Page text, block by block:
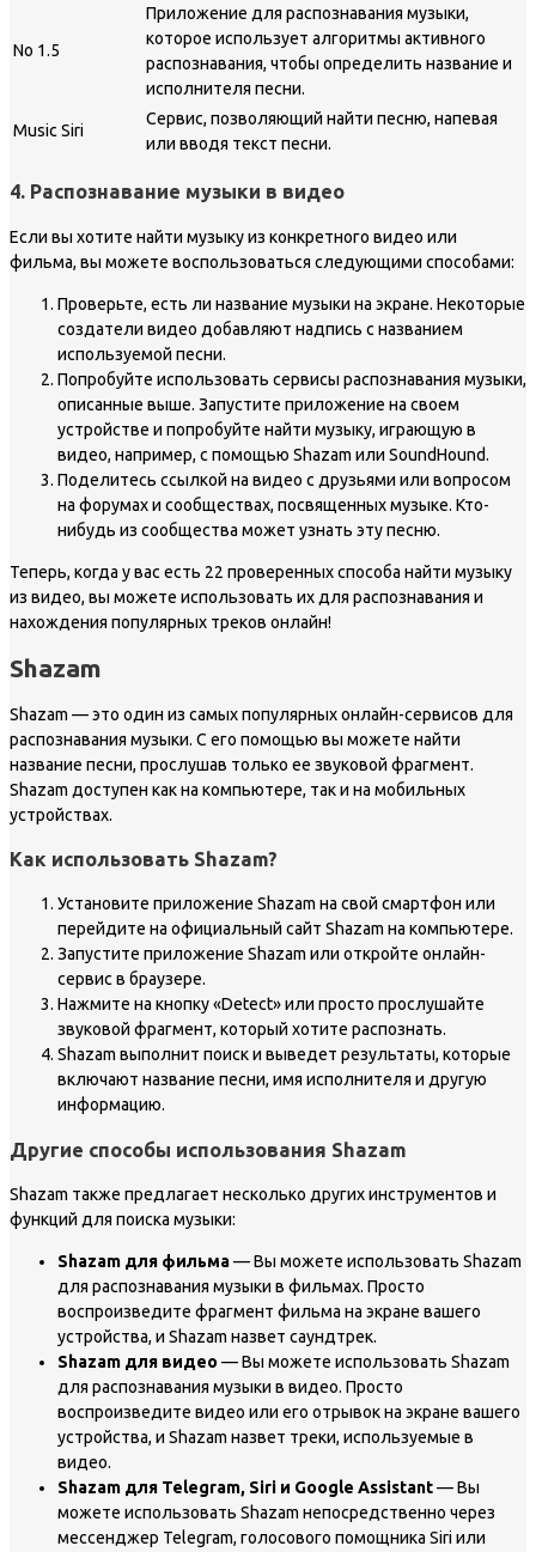
No 1.5
Приложение для распознавания музыки,
которое использует алгоритмы активного
распознавания, чтобы определить название и
исполнителя песни.
Music Siri
Сервис, позволяющий найти песню, напевая
или вводя текст песни.
4. Распознавание музыки в видео
Если вы хотите найти музыку из конкретного видео или
фильма, вы можете воспользоваться следующими способами:
Проверьте, есть ли название музыки на экране. Некоторые
создатели видео добавляют надпись с названием
используемой песни.
Попробуйте использовать сервисы распознавания музыки,
описанные выше. Запустите приложение на своем
устройстве и попробуйте найти музыку, играющую в
видео, например, с помощью Shazam или SoundHound.
Поделитесь ссылкой на видео с друзьями или вопросом
на форумах и сообществах, посвященных музыке. Кто-
нибудь из сообщества может узнать эту песню.
Теперь, когда у вас есть 22 проверенных способа найти музыку
из видео, вы можете использовать их для распознавания и
нахождения популярных треков онлайн!
Shazam
Shazam — это один из самых популярных онлайн-сервисов для
распознавания музыки. С его помощью вы можете найти
название песни, прослушав только ее звуковой фрагмент.
Shazam доступен как на компьютере, так и на мобильных
устройствах.
Как использовать Shazam?
Установите приложение Shazam на свой смартфон или
перейдите на официальный сайт Shazam на компьютере.
Запустите приложение Shazam или откройте онлайн-
сервис в браузере.
Нажмите на кнопку «Detect» или просто прослушайте
звуковой фрагмент, который хотите распознать.
Shazam выполнит поиск и выведет результаты, которые
включают название песни, имя исполнителя и другую
информацию.
Другие способы использования Shazam
Shazam также предлагает несколько других инструментов и
функций для поиска музыки:
Shazam для фильма— Вы можете использовать Shazam
для распознавания музыки в фильмах. Просто
воспроизведите фрагмент фильма на экране вашего
устройства, и Shazam назвет саундтрек.
Shazam для видео — Вы можете использовать Shazam
для распознавания музыки в видео. Просто
воспроизведите видео или его отрывок на экране вашего
устройства, и Shazam назвет треки, используемые в
видео.
Shazam для Telegram, Siri и Google Assistant— Вы
можете использовать Shazam непосредственно через
мессенджер Telegram, голосового помощника Siri или